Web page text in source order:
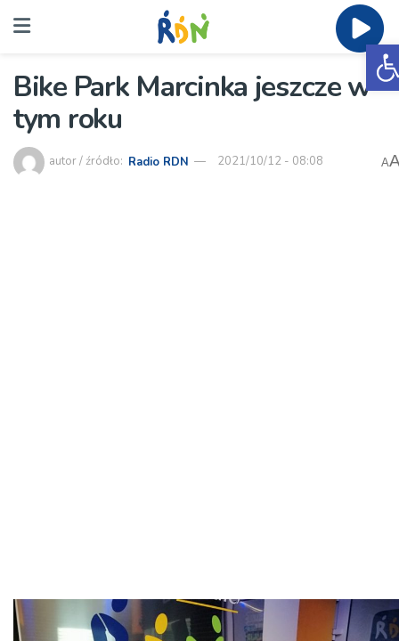
Bike Park Marcinka jeszcze w
tym roku
autor / źródło: Radio RDN 2021/10/12 - 08:08 A